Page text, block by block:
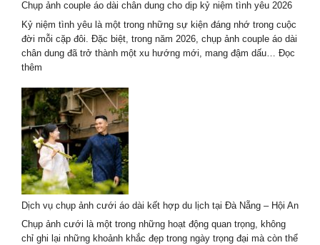
Chí
Minh
–
Trend
Chụp ảnh couple áo dài chân dung cho dịp kỷ niệm tình yêu 2026
Kỷ niệm tình yêu là một trong những sự kiện đáng nhớ trong cuộc
đời mỗi cặp đôi. Đặc biệt, trong năm 2026, chụp ảnh couple áo dài
chân dung đã trở thành một xu hướng mới, mang đậm dấu… Đọc
thêm
ảnh
couple
áo
dài
chân
dung
cho
dịp
kỷ
niệm
tình
Dịch vụ chụp ảnh cưới áo dài kết hợp du lịch tại Đà Nẵng – Hội An
Chụp ảnh cưới là một trong những hoạt động quan trọng, không
chỉ ghi lại những khoảnh khắc đẹp trong ngày trọng đại mà còn thể